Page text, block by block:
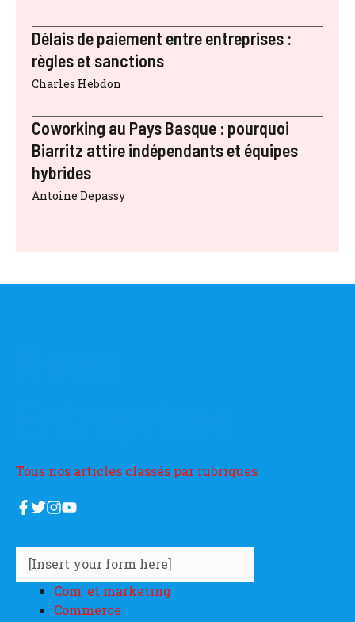
Délais de paiement entre entreprises :
règles et sanctions
Charles Hebdon
Coworking au Pays Basque : pourquoi
Biarritz attire indépendants et équipes
hybrides
Antoine Depassy
Tous nos articles classés par rubriques
[Insert your form here]
Com' et marketing
Commerce